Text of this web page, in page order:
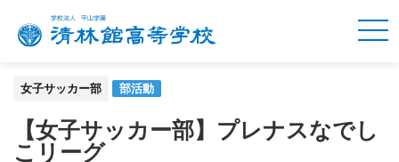
女子サッカー部 部活動
【女子サッカー部】プレナスなでし
こリーグ